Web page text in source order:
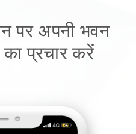
पर अपनी भवन
प्रचार करें